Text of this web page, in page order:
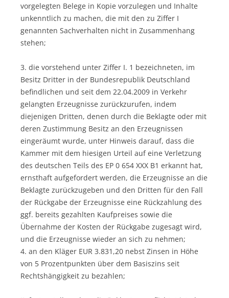
vorgelegten Belege in Kopie vorzulegen und Inhalte
unkenntlich zu machen, die mit den zu Ziffer I
genannten Sachverhalten nicht in Zusammenhang
stehen;
3. die vorstehend unter Ziffer I. 1 bezeichneten, im
Besitz Dritter in der Bundesrepublik Deutschland
befindlichen und seit dem 22.04.2009 in Verkehr
gelangten Erzeugnisse zurückzurufen, indem
diejenigen Dritten, denen durch die Beklagte oder mit
deren Zustimmung Besitz an den Erzeugnissen
eingeräumt wurde, unter Hinweis darauf, dass die
Kammer mit dem hiesigen Urteil auf eine Verletzung
des deutschen Teils des EP 0 654 XXX B1 erkannt hat,
ernsthaft aufgefordert werden, die Erzeugnisse an die
Beklagte zurückzugeben und den Dritten für den Fall
der Rückgabe der Erzeugnisse eine Rückzahlung des
ggf. bereits gezahlten Kaufpreises sowie die
Übernahme der Kosten der Rückgabe zugesagt wird,
und die Erzeugnisse wieder an sich zu nehmen;
4. an den Kläger EUR 3.831,20 nebst Zinsen in Höhe
von 5 Prozentpunkten über dem Basiszins seit
Rechtshängigkeit zu bezahlen;